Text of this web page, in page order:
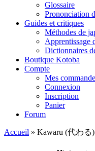
Glossaire
Prononciation
Guides et critiques
Méthodes de
Apprentissage
Dictionnaires
Boutique Kotoba
Compte
Mes
Connexion
Inscription
Panier
Forum
Accueil » Kawaru (代わる)